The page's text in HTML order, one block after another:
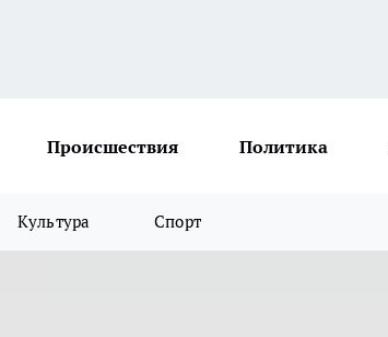
Происшествия Политика
Культура Спорт